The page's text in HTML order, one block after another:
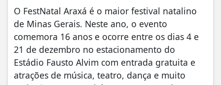
O FestNatal Araxá é o maior festival natalino
de Minas Gerais. Neste ano, o evento
comemora 16 anos e ocorre entre os dias 4 e
21 de dezembro no estacionamento do
Estádio Fausto Alvim com entrada gratuita e
atrações de música, teatro, dança e muito